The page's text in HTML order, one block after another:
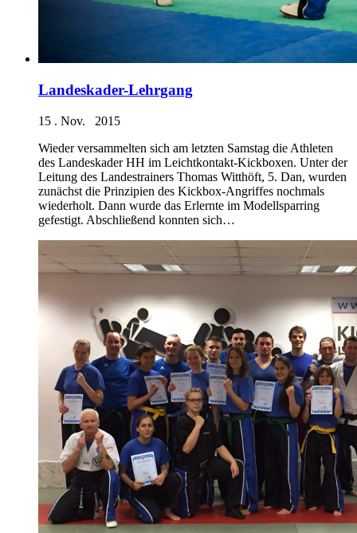
Landeskader-Lehrgang
15 . Nov. 2015
Wieder versammelten sich am letzten Samstag die Athleten
des Landeskader HH im Leichtkontakt-Kickboxen. Unter der
Leitung des Landestrainers Thomas Witthöft, 5. Dan, wurden
zunächst die Prinzipien des Kickbox-Angriffes nochmals
wiederholt. Dann wurde das Erlernte im Modellsparring
gefestigt. Abschließend konnten sich…